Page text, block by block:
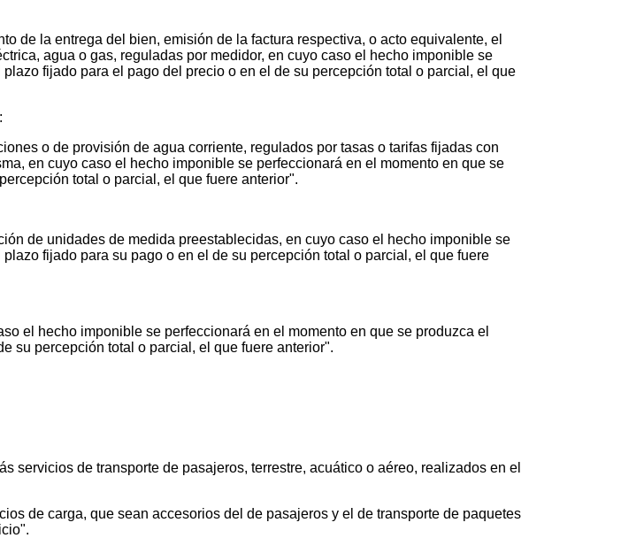
de la entrega del bien, emisión de la factura respectiva, o acto equivalente, el
agua o gas, reguladas por medidor, en cuyo caso el hecho imponible se
fijado para el pago del precio o en el de su percepción total o parcial, el que
o de provisión de agua corriente, regulados por tasas o tarifas fijadas con
en cuyo caso el hecho imponible se perfeccionará en el momento en que se
total o parcial, el que fuere anterior".
de unidades de medida preestablecidas, en cuyo caso el hecho imponible se
fijado para su pago o en el de su percepción total o parcial, el que fuere
el hecho imponible se perfeccionará en el momento en que se produzca el
su percepción total o parcial, el que fuere anterior".
servicios de transporte de pasajeros, terrestre, acuático o aéreo, realizados en el
de carga, que sean accesorios del de pasajeros y el de transporte de paquetes